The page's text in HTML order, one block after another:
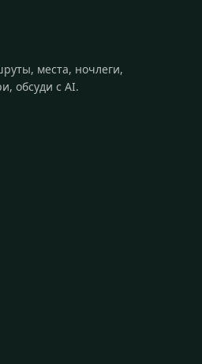
места, ночлеги,
обсуди с AI.